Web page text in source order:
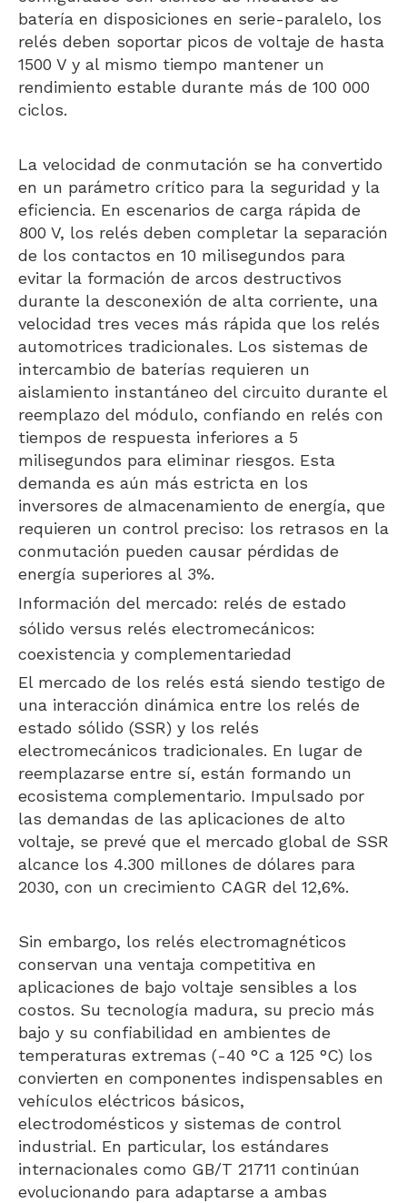
batería en disposiciones en serie-paralelo, los
relés deben soportar picos de voltaje de hasta
1500 V y al mismo tiempo mantener un
rendimiento estable durante más de 100 000
ciclos.
La velocidad de conmutación se ha convertido
en un parámetro crítico para la seguridad y la
eficiencia. En escenarios de carga rápida de
800 V, los relés deben completar la separación
de los contactos en 10 milisegundos para
evitar la formación de arcos destructivos
durante la desconexión de alta corriente, una
velocidad tres veces más rápida que los relés
automotrices tradicionales. Los sistemas de
intercambio de baterías requieren un
aislamiento instantáneo del circuito durante el
reemplazo del módulo, confiando en relés con
tiempos de respuesta inferiores a 5
milisegundos para eliminar riesgos. Esta
demanda es aún más estricta en los
inversores de almacenamiento de energía, que
requieren un control preciso: los retrasos en la
conmutación pueden causar pérdidas de
energía superiores al 3%.
Información del mercado: relés de estado
sólido versus relés electromecánicos:
coexistencia y complementariedad
El mercado de los relés está siendo testigo de
una interacción dinámica entre los relés de
estado sólido (SSR) y los relés
electromecánicos tradicionales. En lugar de
reemplazarse entre sí, están formando un
ecosistema complementario. Impulsado por
las demandas de las aplicaciones de alto
voltaje, se prevé que el mercado global de SSR
alcance los 4.300 millones de dólares para
2030, con un crecimiento CAGR del 12,6%.
Sin embargo, los relés electromagnéticos
conservan una ventaja competitiva en
aplicaciones de bajo voltaje sensibles a los
costos. Su tecnología madura, su precio más
bajo y su confiabilidad en ambientes de
temperaturas extremas (-40 °C a 125 °C) los
convierten en componentes indispensables en
vehículos eléctricos básicos,
electrodomésticos y sistemas de control
industrial. En particular, los estándares
internacionales como GB/T 21711 continúan
evolucionando para adaptarse a ambas